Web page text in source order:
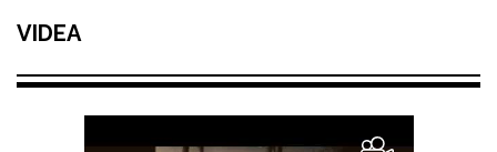
VIDEA